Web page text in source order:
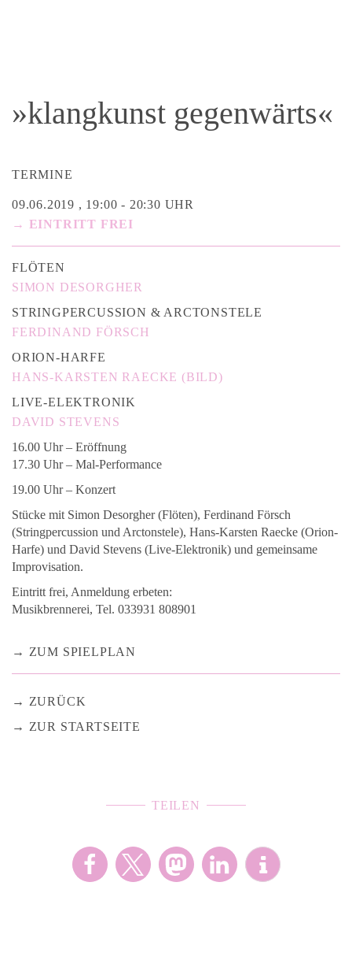
»klangkunst gegenwärts«
TERMINE
09.06.2019 , 19:00 - 20:30 UHR
→ EINTRITT FREI
FLÖTEN
SIMON DESORGHER
STRINGPERCUSSION & ARCTONSTELE
FERDINAND FÖRSCH
ORION-HARFE
HANS-KARSTEN RAECKE (BILD)
LIVE-ELEKTRONIK
DAVID STEVENS
16.00 Uhr – Eröffnung
17.30 Uhr – Mal-Performance
19.00 Uhr – Konzert
Stücke mit Simon Desorgher (Flöten), Ferdinand Försch
(Stringpercussion und Arctonstele), Hans-Karsten Raecke (Orion-
Harfe) und David Stevens (Live-Elektronik) und gemeinsame
Improvisation.
Eintritt frei, Anmeldung erbeten:
Musikbrennerei, Tel. 033931 808901
ZUM SPIELPLAN
ZURÜCK
ZUR STARTSEITE
TEILEN